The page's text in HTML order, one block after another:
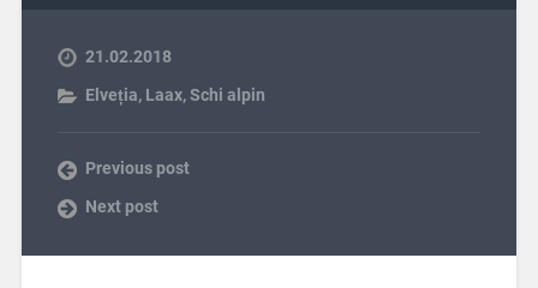
21.02.2018
Elveția, Laax,Schi alpin
Previous post
Next post